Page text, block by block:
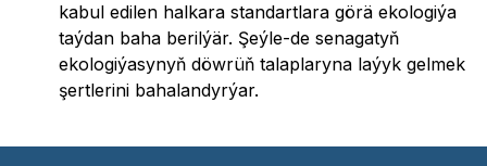
kabul edilen halkara standartlara görä ekologiýa
taýdan baha berilýär. Şeýle-de senagatyň
ekologiýasynyň döwrüň talaplaryna laýyk gelmek
şertlerini bahalandyrýar.